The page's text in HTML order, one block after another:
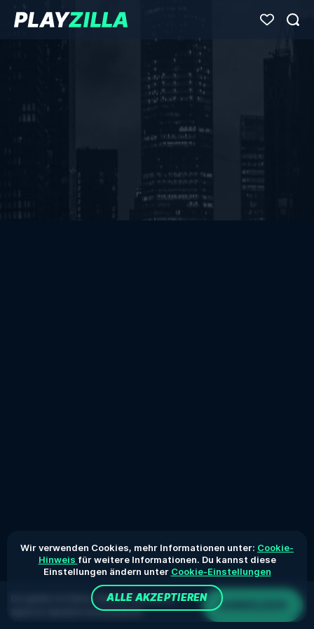
Du spielst im Demo-Modus. Das echte
Spiel ist deutlich interessanter
ANMELDEN
Wir verwenden Cookies, mehr Informationen unter: Cookie-
Hinweis für weitere Informationen. Du kannst diese
Einstellungen ändern unter Cookie-Einstellungen
ALLE AKZEPTIEREN